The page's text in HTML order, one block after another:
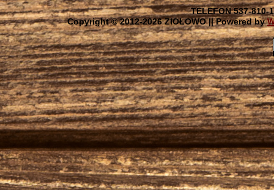
TELEFON 537-810-
Copyright © 2012-2026 ZIOŁOWO || Powered by